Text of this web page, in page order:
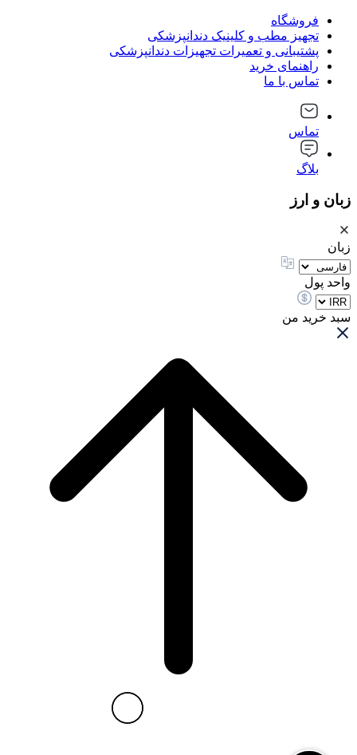
فروشگاه
تجهیز مطب و کلینیک دندانپزشکی
پشتیبانی و تعمیرات تجهیزات دندانپزشکی
راهنمای خرید
تماس با ما
تماس
بلاگ
زبان و ارز
زبان
واحد پول
سبد خرید من